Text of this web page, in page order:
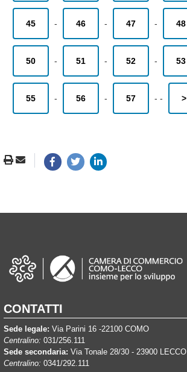
45 - 46 - 47 - 48
50 - 51 - 52 - 53
55 - 56 - 57 - - >
CONTATTI
Sede legale: Via Parini 16 -22100 COMO
Centralino: 031/256.111
Sede secondaria: Via Tonale 28/30 - 23900 LECCO
Centralino: 0341/292.111